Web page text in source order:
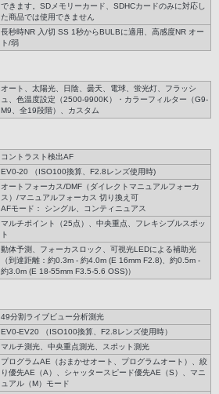
できます。SDメモリーカード、SDHCカードのみに対応し
た商品では使用できません
長秒時NR 入/切 SS 1秒からBULBに適用、高感度NR オー
ト/弱
オート、太陽光、日陰、曇天、電球、蛍光灯、フラッシ
ュ、色温度設定（2500-9900K）・カラーフィルター（G9-
M9、全19段階）、カスタム
コントラスト検出AF
EV0-20 （ISO100換算、F2.8レンズ使用時)
オートフォーカス/DMF（ダイレクトマニュアルフォーカ
ス）/マニュアルフォーカス 切り換え可
AFモード： シングル、コンティニュアス
マルチポイント（25点）、中央重点、フレキシブルスポッ
ト
動体予測、フォーカスロック、可視光LEDによる補助光
（到達距離：約0.3m - 約4.0m (E 16mm F2.8)、約0.5m -
約3.0m (E 18-55mm F3.5-5.6 OSS)）
49分割ライブビュー分析測光
EV0-EV20 （ISO100換算、F2.8レンズ使用時）
マルチ測光、中央重点測光、スポット測光
プログラムAE（おまかせオート、プログラムオート）、絞
り優先AE（A）、シャッタースピード優先AE（S）、マニ
ュアル（M）モード